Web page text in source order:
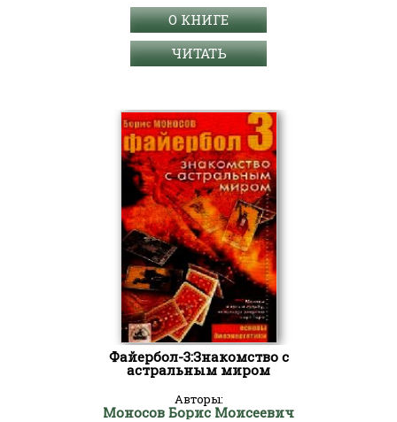
О КНИГЕ
ЧИТАТЬ
Файербол-3:Знакомство с
астральным миром
Авторы:
Моносов Борис Моисеевич